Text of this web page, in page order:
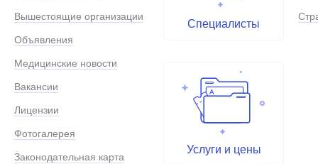
Вышестоящие организации
Объявления
Медицинские новости
Вакансии
Лицензии
Фотогалерея
Законодательная карта
Специалисты
Услуги и цены